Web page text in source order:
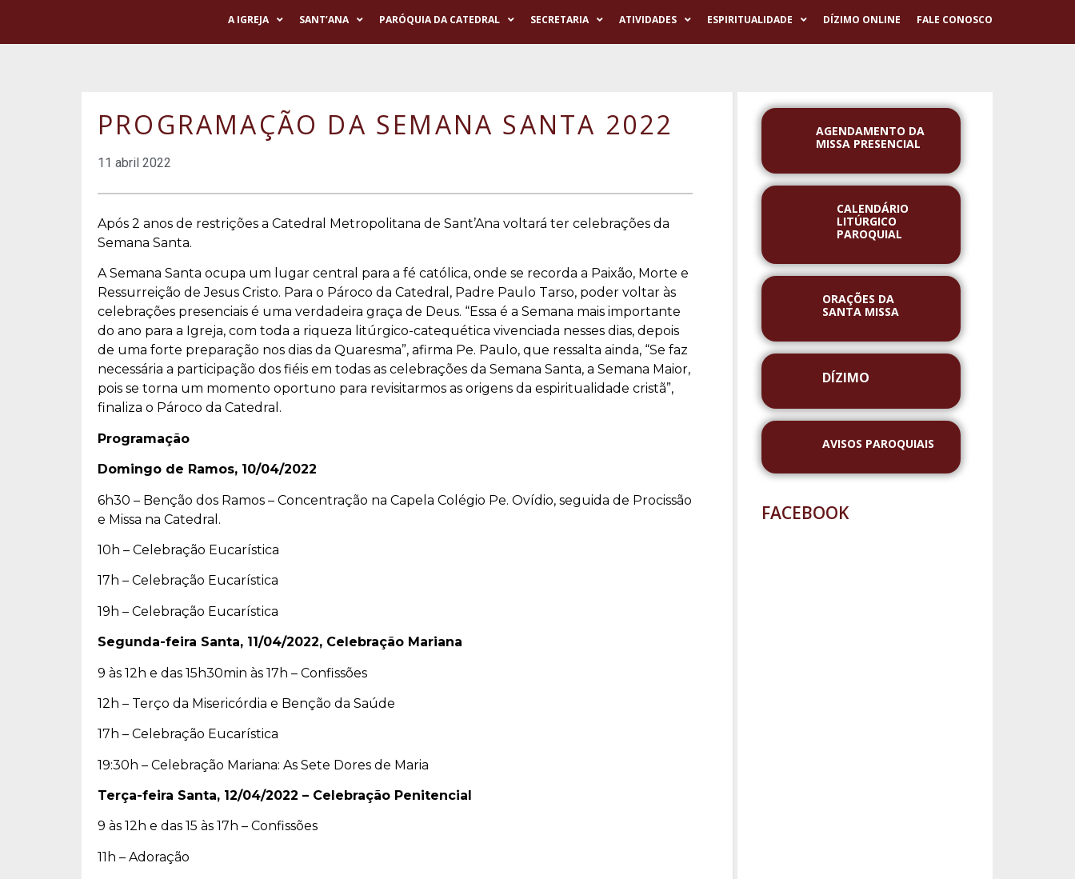
A IGREJA SANT’ANA PARÓQUIA DA CATEDRAL SECRETARIA ATIVIDADES ESPIRITUALIDADE DÍZIMO ONLINE FALE CONOSCO
PROGRAMAÇÃO DA SEMANA SANTA 2022
11 abril 2022
Após 2 anos de restrições a Catedral Metropolitana de Sant’Ana voltará ter celebrações da
Semana Santa.
A Semana Santa ocupa um lugar central para a fé católica, onde se recorda a Paixão, Morte e
Ressurreição de Jesus Cristo. Para o Pároco da Catedral, Padre Paulo Tarso, poder voltar às
celebrações presenciais é uma verdadeira graça de Deus. “Essa é a Semana mais importante
do ano para a Igreja, com toda a riqueza litúrgico-catequética vivenciada nesses dias, depois
de uma forte preparação nos dias da Quaresma”, afirma Pe. Paulo, que ressalta ainda, “Se faz
necessária a participação dos fiéis em todas as celebrações da Semana Santa, a Semana Maior,
pois se torna um momento oportuno para revisitarmos as origens da espiritualidade cristã”,
finaliza o Pároco da Catedral.
Programação
Domingo de Ramos, 10/04/2022
6h30 – Benção dos Ramos – Concentração na Capela Colégio Pe. Ovídio, seguida de Procissão
e Missa na Catedral.
10h – Celebração Eucarística
17h – Celebração Eucarística
19h – Celebração Eucarística
Segunda-feira Santa, 11/04/2022, Celebração Mariana
9 às 12h e das 15h30min às 17h – Confissões
12h – Terço da Misericórdia e Benção da Saúde
17h – Celebração Eucarística
19:30h – Celebração Mariana: As Sete Dores de Maria
Terça-feira Santa, 12/04/2022 – Celebração Penitencial
9 às 12h e das 15 às 17h – Confissões
11h – Adoração
AGENDAMENTO DA
MISSA PRESENCIAL
CALENDÁRIO
LITÚRGICO
PAROQUIAL
ORAÇÕES DA
SANTA MISSA
DÍZIMO
AVISOS PAROQUIAIS
FACEBOOK